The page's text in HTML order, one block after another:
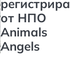
от НПО
Animals
Angels